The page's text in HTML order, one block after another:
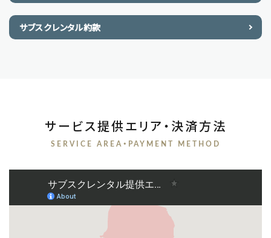
サブスクレンタル約款
サービス提供エリア・決済方法
SERVICE AREA・PAYMENT METHOD